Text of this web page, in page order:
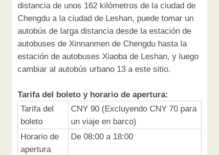
distancia de unos 162 kilómetros de la ciudad de
Chengdu a la ciudad de Leshan, puede tomar un
autobús de larga distancia desde la estación de
autobuses de Xinnanmen de Chengdu hasta la
estación de autobuses Xiaoba de Leshan, y luego
cambiar al autobús urbano 13 a este sitio.
Tarifa del boleto y horario de apertura:
Tarifa del
boleto
CNY 90 (Excluyendo CNY 70 para
un viaje en barco)
Horario de
apertura
De 08:00 a 18:00